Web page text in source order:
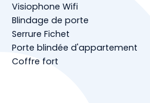
Visiophone Wifi
Blindage de porte
Serrure Fichet
Porte blindée d'appartement
Coffre fort